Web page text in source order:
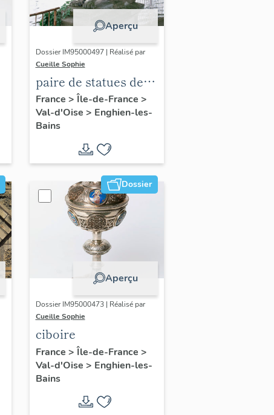
Aperçu
Dossier IM95000497 | Réalisé par
Cueille Sophie
paire de statues de
lions
France > Île-de-France >
Val-d'Oise > Enghien-les-
Bains
Dossier
Aperçu
Dossier IM95000473 | Réalisé par
Cueille Sophie
ciboire
France > Île-de-France >
Val-d'Oise > Enghien-les-
Bains